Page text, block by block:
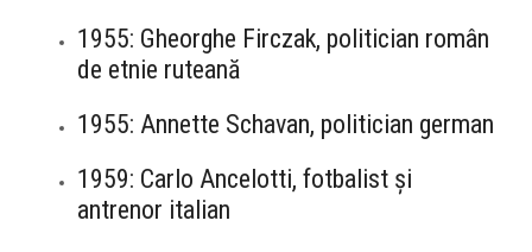
1955: Gheorghe Firczak, politician român
de etnie ruteană
1955: Annette Schavan, politician german
1959: Carlo Ancelotti, fotbalist și
antrenor italian